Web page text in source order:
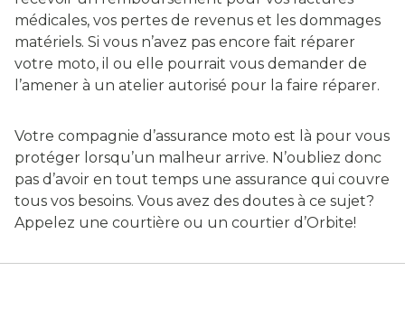
médicales, vos pertes de revenus et les dommages
matériels. Si vous n’avez pas encore fait réparer
votre moto, il ou elle pourrait vous demander de
l’amener à un atelier autorisé pour la faire réparer.
Votre compagnie d’assurance moto est là pour vous
protéger lorsqu’un malheur arrive. N’oubliez donc
pas d’avoir en tout temps une assurance qui couvre
tous vos besoins. Vous avez des doutes à ce sujet?
Appelez une courtière ou un courtier d’Orbite!